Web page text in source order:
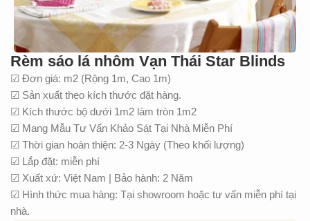
Rèm sáo lá nhôm Vạn Thái Star Blinds
☑ Đơn giá: m2 (Rộng 1m, Cao 1m)
☑ Sản xuất theo kích thước đặt hàng.
☑ Kích thước bộ dưới 1m2 làm tròn 1m2
☑ Mang Mẫu Tư Vấn Khảo Sát Tại Nhà Miễn Phí
☑ Thời gian hoàn thiện: 2-3 Ngày (Theo khối lượng)
☑ Lắp đặt: miễn phí
☑ Xuất xứ: Việt Nam | Bảo hành: 2 Năm
☑ Hình thức mua hàng: Tại showroom hoặc tư vấn miễn phí tại
nhà.